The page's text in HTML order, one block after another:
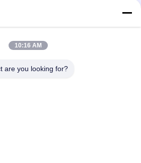
10:16 AM
are you looking for?